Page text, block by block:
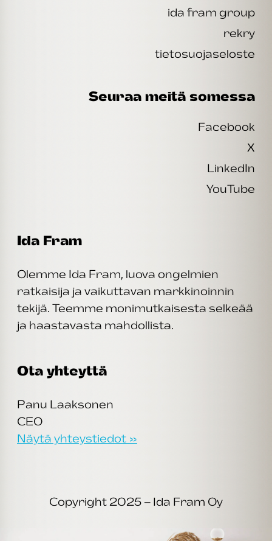
ida fram group
rekry
tietosuojaseloste
Seuraa meitä somessa
Facebook
X
LinkedIn
YouTube
Ida Fram
Olemme Ida Fram, luova ongelmien
ratkaisija ja vaikuttavan markkinoinnin
tekijä. Teemme monimutkaisesta selkeää
ja haastavasta mahdollista.
Ota yhteyttä
Panu Laaksonen
CEO
Näytä yhteystiedot »
Copyright 2025 – Ida Fram Oy